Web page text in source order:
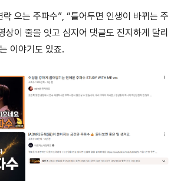
오는 주파수”, “틀어두면 인생이 바뀌는 주
상이 줄을 잇고 심지어 댓글도 진지하게 달리
이야기도 있죠.